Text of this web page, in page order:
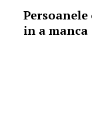
Persoanele
in a manca